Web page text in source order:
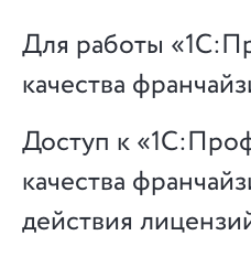
Для работы
качества
Доступ к
качества
действия